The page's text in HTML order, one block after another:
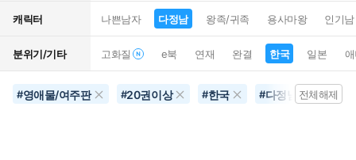
캐릭터 나쁜남자 다정남 왕족/귀족 용사마왕 인기남
분위기/기타 고화질 e북 연재 완결 한국 일본
#영애물/여주판 #20권이상 #한국 #다정남 #금
전체해제